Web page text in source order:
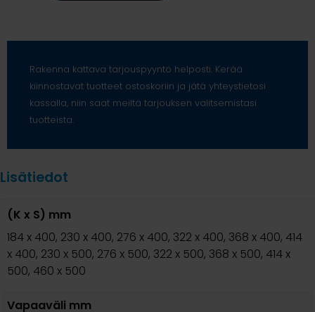
Rakenna kattava tarjouspyyntö helposti. Kerää
kiinnostavat tuotteet ostoskoriin ja jätä yhteystietosi
kassalla, niin saat meiltä tarjouksen valitsemistasi
tuotteista.
Lisätiedot
(K x S) mm
184 x 400, 230 x 400, 276 x 400, 322 x 400, 368 x 400, 414
x 400, 230 x 500, 276 x 500, 322 x 500, 368 x 500, 414 x
500, 460 x 500
Vapaaväli mm